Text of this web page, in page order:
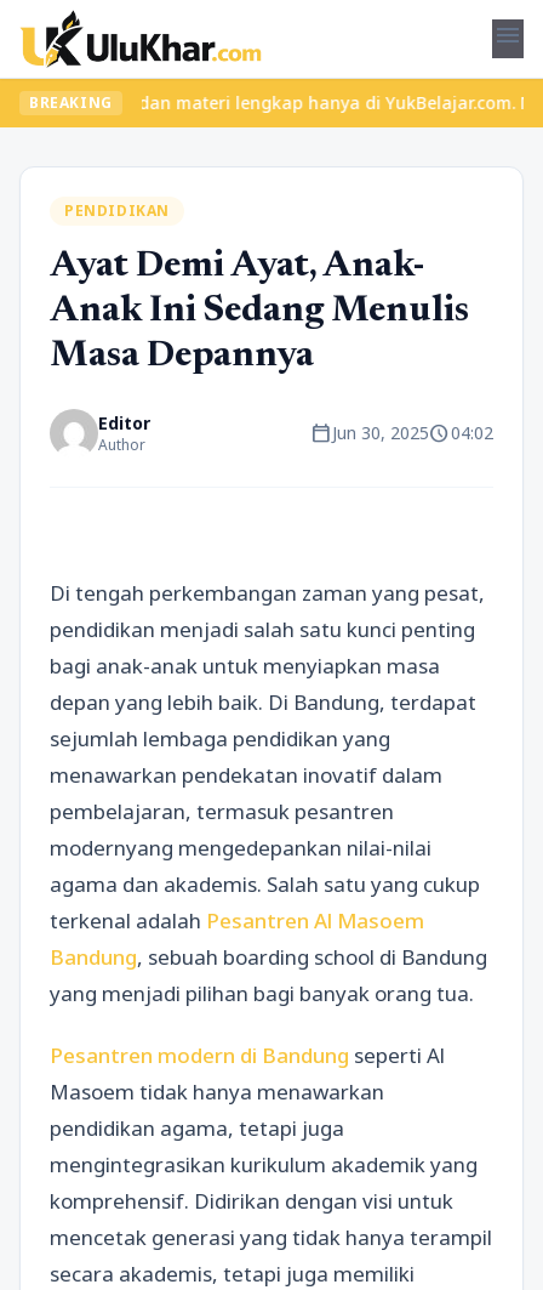
menu
BREAKING
seru dan materi lengkap hanya di YukBelajar.com. Mulai
PENDIDIKAN
Ayat Demi Ayat, Anak-
Anak Ini Sedang Menulis
Masa Depannya
Editor
Author calendar_todayJun 30, 2025schedule04:02
Di tengah perkembangan zaman yang pesat,
pendidikan menjadi salah satu kunci penting
bagi anak-anak untuk menyiapkan masa
depan yang lebih baik. Di Bandung, terdapat
sejumlah lembaga pendidikan yang
menawarkan pendekatan inovatif dalam
pembelajaran, termasuk pesantren
modernyang mengedepankan nilai-nilai
agama dan akademis. Salah satu yang cukup
terkenal adalah Pesantren Al Masoem
Bandung, sebuah boarding school di Bandung
yang menjadi pilihan bagi banyak orang tua.
Pesantren modern di Bandung seperti Al
Masoem tidak hanya menawarkan
pendidikan agama, tetapi juga
mengintegrasikan kurikulum akademik yang
komprehensif. Didirikan dengan visi untuk
mencetak generasi yang tidak hanya terampil
secara akademis, tetapi juga memiliki